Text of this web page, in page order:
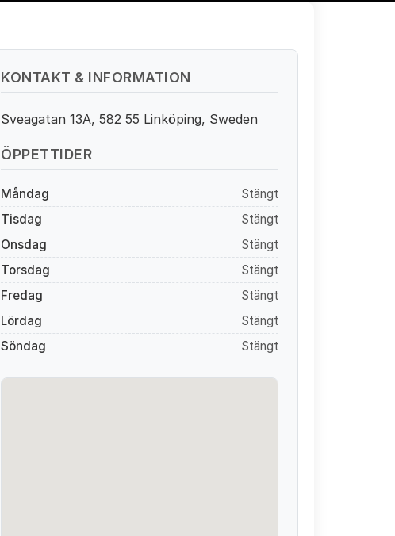
KONTAKT & INFORMATION
Sveagatan 13A, 582 55 Linköping, Sweden
ÖPPETTIDER
Måndag
Stängt
Tisdag
Stängt
Onsdag
Stängt
Torsdag
Stängt
Fredag
Stängt
Lördag
Stängt
Söndag
Stängt